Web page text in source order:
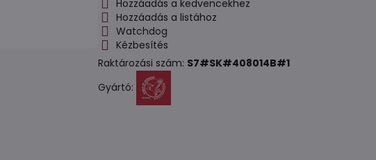
Hozzáadás a kedvencekhez
Hozzáadás a listához
Watchdog
Kézbesítés
Raktározási szám: S7#SK#408014B#1
Gyártó: